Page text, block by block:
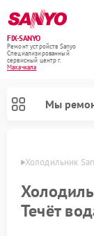
FIX-SANYO
Ремонт устройств Sanyo
Специализированный
cервисный центр г.
Махачкала
Мы
Холодильник
Течёт